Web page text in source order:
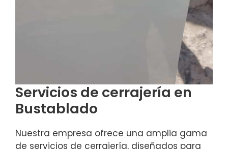
Servicios de cerrajería en
Bustablado
Nuestra empresa ofrece una amplia gama
de servicios de cerrajería, diseñados para